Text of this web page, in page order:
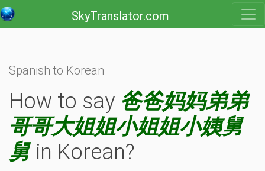
SkyTranslator.com
Spanish to Korean
How to say 爸爸妈妈弟弟
哥哥大姐姐小姐姐小姨舅
舅in Korean?